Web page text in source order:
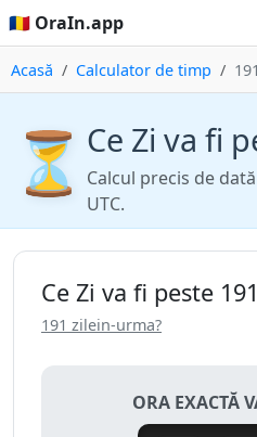
🇷🇴 OraIn.app
Acasă Calculator de timp
⏳ Ce Zi va fi
Calcul precis de
UTC.
Ce Zi va fi peste
191 zilein-urma?
ORA EXACTĂ